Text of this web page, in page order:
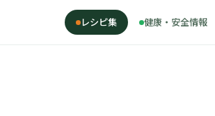
レシピ集 健康・安全情報